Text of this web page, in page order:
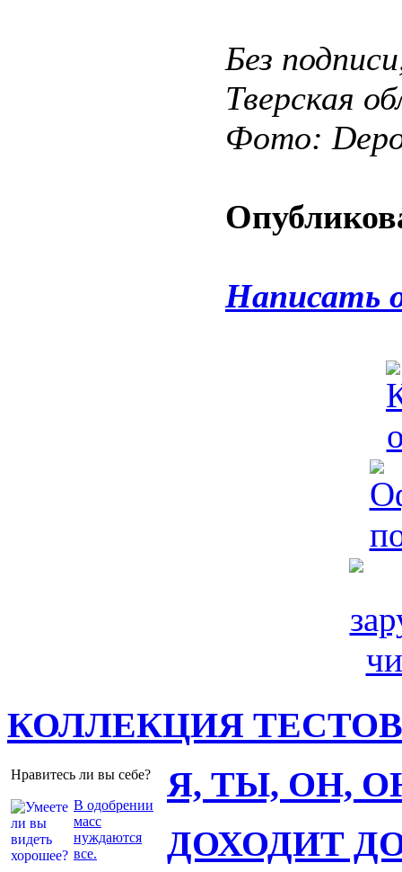
Без
Тверская
Фото:
Написать
КОЛЛЕКЦИЯ ТЕСТОВ
Нравитесь ли вы себе?
В одобрении
масс
нуждаются
все.
Я, ТЫ, ОН,
ДОХОДИТ